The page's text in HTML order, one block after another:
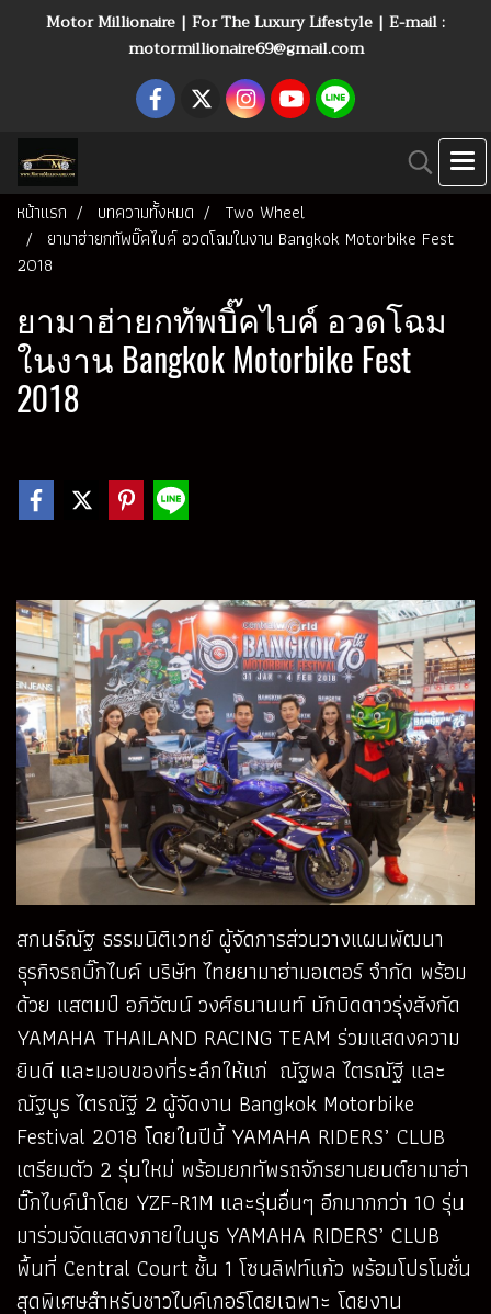
Motor Millionaire | For The Luxury Lifestyle | E-mail :
motormillionaire69@gmail.com
หน้าแรก บทความทั้งหมด
Two Wheel
ยามาฮ่ายกทัพบิ๊คไบค์ อวดโฉมในงาน Bangkok Motorbike Fest
2018
ยามาฮ่ายกทัพบิ๊คไบค์ อวดโฉม
ในงาน Bangkok Motorbike Fest
2018
สกนธ์ณัฐ ธรรมนิติเวทย์ ผู้จัดการส่วนวางแผนพัฒนา
ธุรกิจรถบิ๊กไบค์ บริษัท ไทยยามาฮ่ามอเตอร์ จำกัด พร้อม
ด้วย แสตมป์ อภิวัฒน์ วงศ์ธนานนท์ นักบิดดาวรุ่งสังกัด
YAMAHA THAILAND RACING TEAM ร่วมแสดงความ
ยินดี และมอบของที่ระลึกให้แก่ ณัฐพล ไตรณัฐี และ
ณัฐบูร ไตรณัฐี 2 ผู้จัดงาน Bangkok Motorbike
Festival 2018 โดยในปีนี้ YAMAHA RIDERS’ CLUB
เตรียมตัว 2 รุ่นใหม่ พร้อมยกทัพรถจักรยานยนต์ยามาฮ่า
บิ๊กไบค์นำโดย YZF-R1M และรุ่นอื่นๆ อีกมากกว่า 10 รุ่น
มาร่วมจัดแสดงภายในบูธ YAMAHA RIDERS’ CLUB
พื้นที่ Central Court ชั้น 1 โซนลิฟท์แก้ว พร้อมโปรโมชั่น
สุดพิเศษสำหรับชาวไบค์เกอร์โดยเฉพาะ โดยงาน